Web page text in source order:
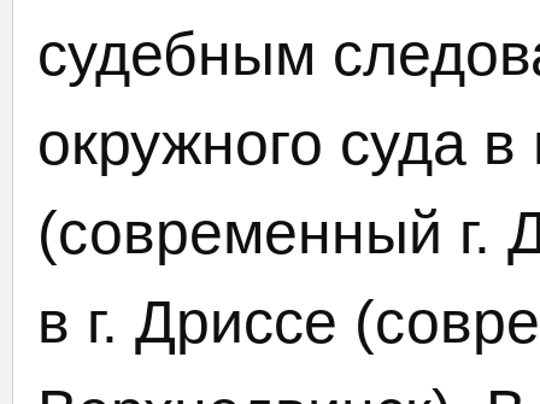
судебным
окружного суда в
(современный г.
в г. Дриссе